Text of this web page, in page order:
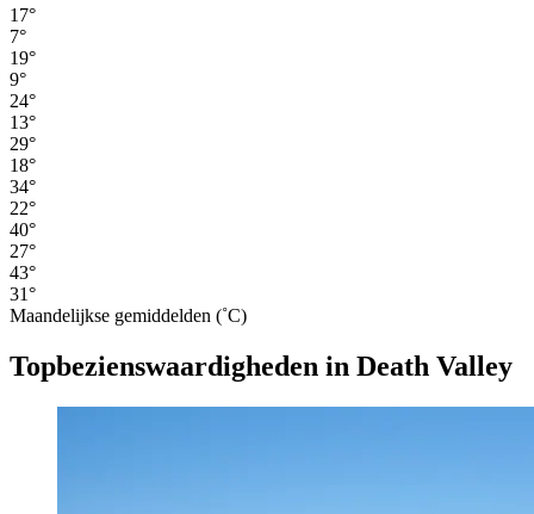
17°
7°
19°
9°
24°
13°
29°
18°
34°
22°
40°
27°
43°
31°
Maandelijkse gemiddelden (˚C)
Topbezienswaardigheden in Death Valley